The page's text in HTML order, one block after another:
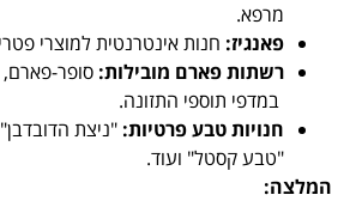
מרפא.
פאנגיז: חנות אינטרנטית למוצרי
רשתות פארם מובילות:
במדפי תוספי התזונה.
חנויות טבע פרטיות: "ניצת
"טבע קסטל" ועוד.
המלצה: